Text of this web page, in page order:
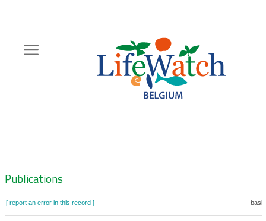
content
Zoeknavigatie
Publications
[ report an error in this record ]